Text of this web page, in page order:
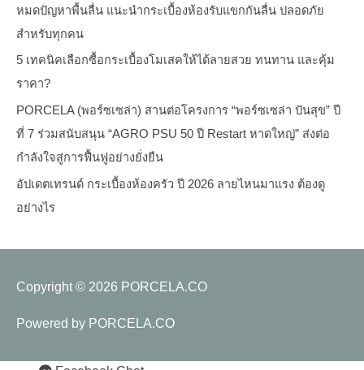
หมดปัญหาพื้นลื่น แนะนำกระเบื้องห้องรับแขกกันลื่น ปลอดภัย
สำหรับทุกคน
5 เทคนิคเลือกซื้อกระเบื้องโมเสคให้ได้ลายสวย ทนทาน และคุ้ม
ราคา?
PORCELA (พอร์ซเซล่า) สานต่อโครงการ “พอร์ซเซล่า ปันสุข” ปี
ที่ 7 ร่วมสนับสนุน “AGRO PSU 50 ปี Restart หาดใหญ่” ส่งต่อ
กำลังใจสู่การฟื้นฟูอย่างยั่งยืน
อัปเดตเทรนด์ กระเบื้องห้องครัว ปี 2026 ลายไหนมาแรง ต้องดู
อย่างไร
Copyright © 2026 PORCELA.CO
Powered by PORCELA.CO